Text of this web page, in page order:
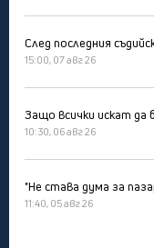
След последния
15:00, 07 авг 26
Защо всички искат да
10:30, 06 авг 26
"Не става дума за
11:40, 05 авг 26